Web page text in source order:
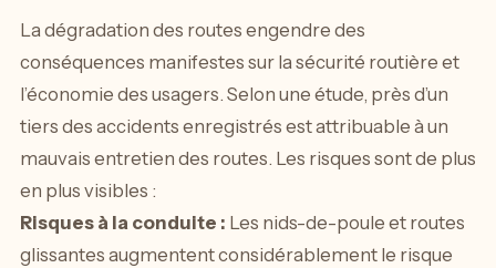
La dégradation des routes engendre des
conséquences manifestes sur la sécurité routière et
l’économie des usagers. Selon une étude, près d’un
tiers des accidents enregistrés est attribuable à un
mauvais entretien des routes. Les risques sont de plus
en plus visibles :
Risques à la conduite : Les nids-de-poule et routes
glissantes augmentent considérablement le risque